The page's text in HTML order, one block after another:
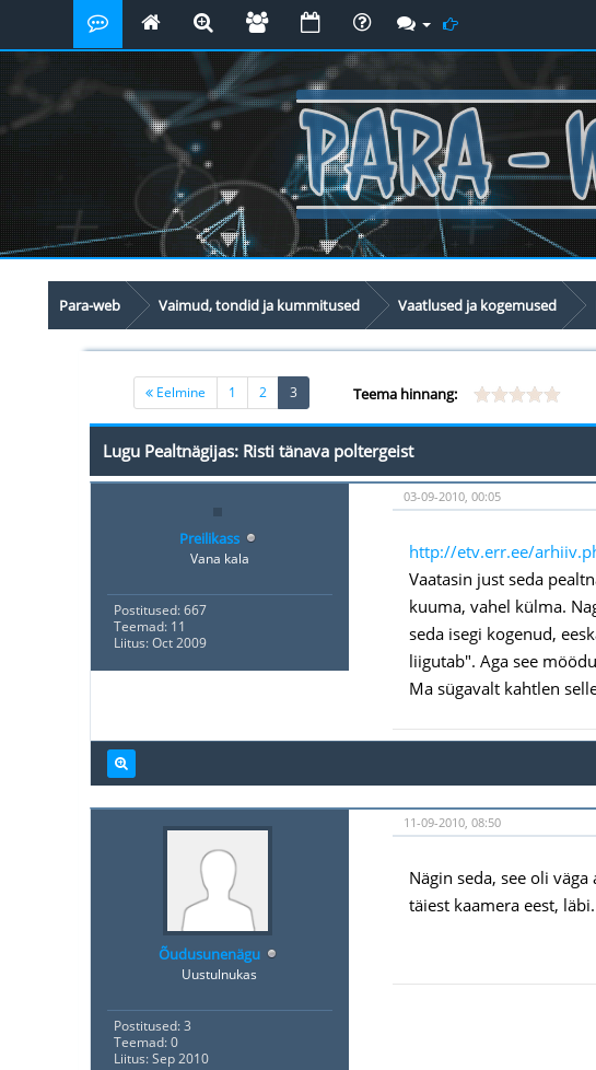
Para-web Vaimud, tondid ja kummitused Vaatlused ja kogemused
Eelmine 1 2 3 Teema hinnang:
Lugu Pealtnägijas: Risti tänava poltergeist
Preilikass
Vana kala
Postitused: 667
Teemad: 11
Liitus: Oct 2009
03-09-2010, 00:05
http://etv.err.ee/
Vaatasin just seda
kuuma, vahel külma.
seda isegi kogenud,
liigutab". Aga see
Ma sügavalt kahtlen
Õudusunenägu
Uustulnukas
Postitused: 3
Teemad: 0
Liitus: Sep 2010
11-09-2010, 08:50
Nägin seda, see oli
täiest kaamera eest,